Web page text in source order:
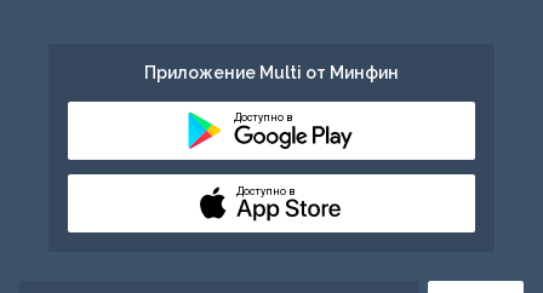
Приложение Multi от Минфин
Доступно в
Доступно в